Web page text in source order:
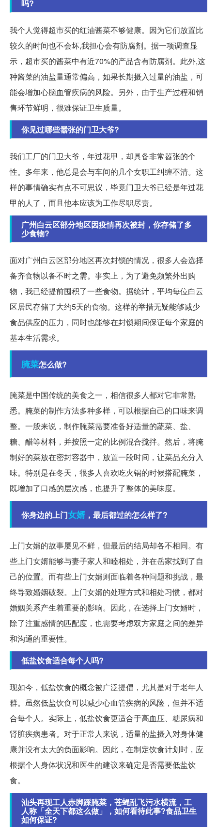
吗?
我个人觉得超市买的红油酱菜不够健康。因为它们放置比
较久的时间也不会坏,我担心会有防腐剂。据一项调查显
示，超市买的酱菜中有近70%的产品含有防腐剂。此外,这
种酱菜的油盐量通常偏高，如果长期摄入过量的油盐，可
能会增加心脑血管疾病的风险。另外，由于生产过程和销
售环节鲜明，很难保证卫生质量。
你见过哪些嚣张的门卫大爷?
我们工厂的门卫大爷，年过花甲，却具备非常嚣张的个
性。多年来，他总是会与车间的几个女职工纠缠不清。这
样的事情确实有点不可思议，毕竟门卫大爷已经是年过花
甲的人了，而且他本应该为工作尽职尽责。
广州白云区部分地区因疫情再次被封，你存储了多
少食物?
面对广州白云区部分地区再次封锁的情况，很多人会选择
备齐食物以备不时之需。事实上，为了避免频繁外出购
物，我已经提前囤积了一些食物。据统计，平均每位白云
区居民存储了大约5天的食物。这样的举措无疑能够减少
食品供应的压力，同时也能够在封锁期间保证每个家庭的
基本生活需求。
腌菜怎么做?
腌菜是中国传统的美食之一，相信很多人都对它非常熟
悉。腌菜的制作方法多种多样，可以根据自己的口味来调
整。一般来说，制作腌菜需要准备好适量的蔬菜、盐、
糖、醋等材料，并按照一定的比例混合搅拌。然后，将腌
制好的菜放在密封容器中，放置一段时间，让菜品充分入
味。特别是在冬天，很多人喜欢吃火锅的时候搭配腌菜，
既增加了口感的层次感，也提升了整体的美味度。
你身边的上门女婿 ，最后都过的怎么样了?
上门女婿的故事屡见不鲜，但最后的结局却各不相同。有
些上门女婿能够与妻子家人和睦相处，并在岳家找到了自
己的位置。而有些上门女婿则面临着各种问题和挑战，最
终导致婚姻破裂。上门女婿的处理方式和相处习惯，都对
婚姻关系产生着重要的影响。因此，在选择上门女婿时，
除了注重感情的匹配度，也需要考虑双方家庭之间的差异
和沟通的重要性。
低盐饮食适合每个人吗?
现如今，低盐饮食的概念被广泛提倡，尤其是对于老年人
群。虽然低盐饮食可以减少心血管疾病的风险，但并不适
合每个人。实际上，低盐饮食更适合于高血压、糖尿病和
肾脏疾病患者。对于正常人来说，适量的盐摄入对身体健
康并没有太大的负面影响。因此，在制定饮食计划时，应
根据个人身体状况和医生的建议来确定是否需要低盐饮
食。
汕头再现工人赤脚踩腌菜，苍蝇乱飞污水横流，工
人称「全天下都这么做」，如何看待此事?食品卫生
如何保证?